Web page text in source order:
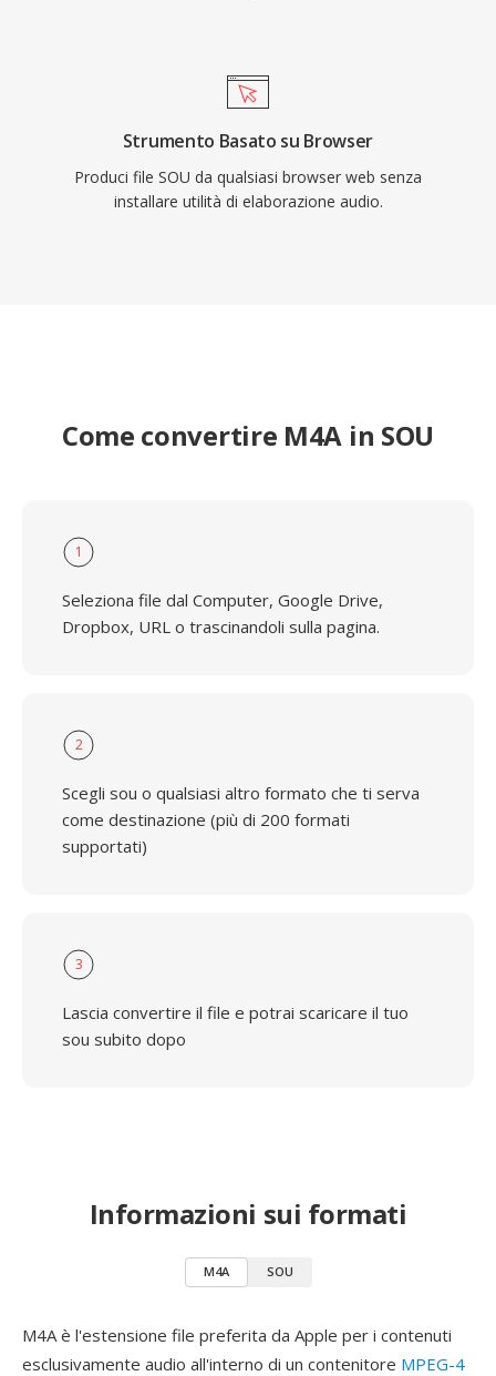
Strumento Basato su Browser
Produci file SOU da qualsiasi browser web senza
installare utilità di elaborazione audio.
Come convertire M4A in SOU
1
Seleziona file dal Computer, Google Drive,
Dropbox, URL o trascinandoli sulla pagina.
2
Scegli sou o qualsiasi altro formato che ti serva
come destinazione (più di 200 formati
supportati)
3
Lascia convertire il file e potrai scaricare il tuo
sou subito dopo
Informazioni sui formati
M4A SOU
M4A è l'estensione file preferita da Apple per i contenuti
esclusivamente audio all'interno di un contenitore MPEG-4